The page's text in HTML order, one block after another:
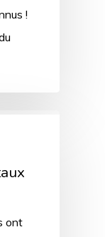
!
ont